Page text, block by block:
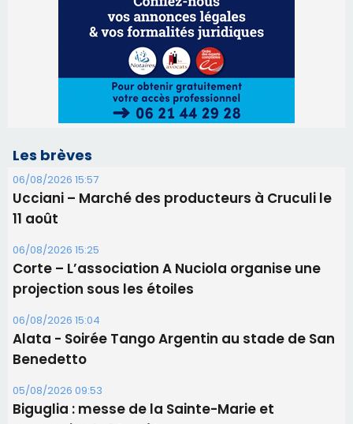
Ucciani – Marché des producteurs à Cruculi le
Corte – L’association A Nuciola organise une
projection sous les étoiles
Alata - Soirée Tango Argentin au stade de San
Benedetto
05/08/2026 09:53
Biguglia : messe de la Sainte-Marie et
procession le 14 août
31/07/2026 08:24
Tennis - Début ce week-end du tournoi du
RCPV
31/07/2026 08:22
82ème anniversaire de la disparition du
Commandant Antoine de Saint Exupery